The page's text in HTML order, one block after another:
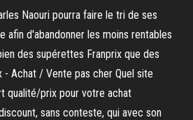
Naouri pourra faire le tri de ses
afin d'abandonner les moins rentables
des supérettes Franprix que des
- Achat / Vente pas cher Quel site
qualité/prix pour votre achat
sans conteste, qui avec son